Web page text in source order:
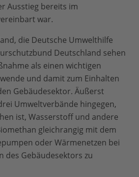
Ausstieg bereits im
war.
die Deutsche Umwelthilfe
Deutschland sehen
als einen wichtigen
und damit zum Einhalten
Gebäudesektor. Äußerst
Umweltverbände hingegen,
ist, Wasserstoff und andere
gleichrangig mit dem
oder Wärmenetzen bei
des Gebäudesektors zu